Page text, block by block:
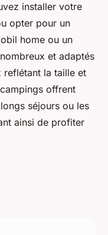
installer votre
opter pour un
home ou un
et adaptés
reflétant la taille et
offrent
séjours ou les
ainsi de profiter